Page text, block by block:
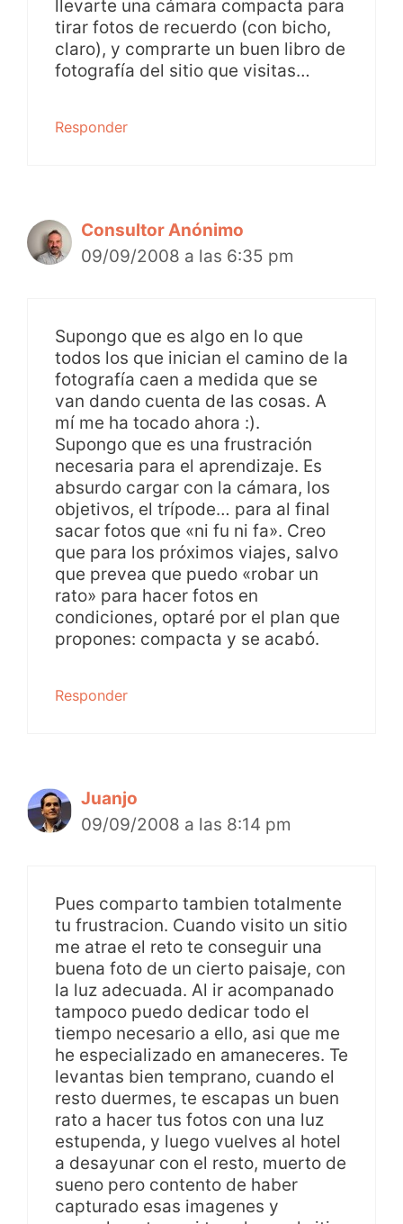
llevarte una cámara compacta para
tirar fotos de recuerdo (con bicho,
claro), y comprarte un buen libro de
fotografía del sitio que visitas…
Responder
Consultor Anónimo
09/09/2008 a las 6:35 pm
Supongo que es algo en lo que
todos los que inician el camino de la
fotografía caen a medida que se
van dando cuenta de las cosas. A
mí me ha tocado ahora :).
Supongo que es una frustración
necesaria para el aprendizaje. Es
absurdo cargar con la cámara, los
objetivos, el trípode… para al final
sacar fotos que «ni fu ni fa». Creo
que para los próximos viajes, salvo
que prevea que puedo «robar un
rato» para hacer fotos en
condiciones, optaré por el plan que
propones: compacta y se acabó.
Responder
Juanjo
09/09/2008 a las 8:14 pm
Pues comparto tambien totalmente
tu frustracion. Cuando visito un sitio
me atrae el reto te conseguir una
buena foto de un cierto paisaje, con
la luz adecuada. Al ir acompanado
tampoco puedo dedicar todo el
tiempo necesario a ello, asi que me
he especializado en amaneceres. Te
levantas bien temprano, cuando el
resto duermes, te escapas un buen
rato a hacer tus fotos con una luz
estupenda, y luego vuelves al hotel
a desayunar con el resto, muerto de
sueno pero contento de haber
capturado esas imagenes y